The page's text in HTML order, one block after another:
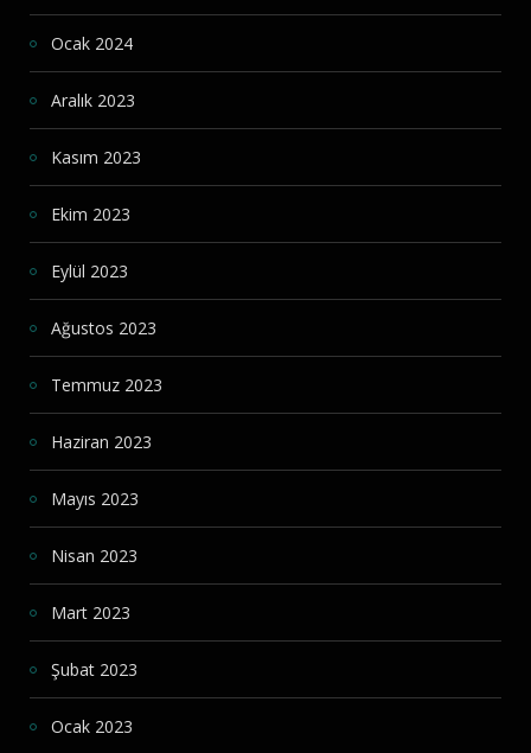
Ocak 2024
Aralık 2023
Kasım 2023
Ekim 2023
Eylül 2023
Ağustos 2023
Temmuz 2023
Haziran 2023
Mayıs 2023
Nisan 2023
Mart 2023
Şubat 2023
Ocak 2023